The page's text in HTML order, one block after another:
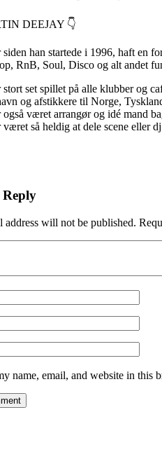
DEEJAY 👇
han startede i 1996, haft en
RnB, Soul, Disco og alt andet
set spillet på alle klubber og
og afstikkere til Norge,
været arrangør og idé mand
så heldig at dele scene eller
Reply
address will not be published.
name, email, and website in this